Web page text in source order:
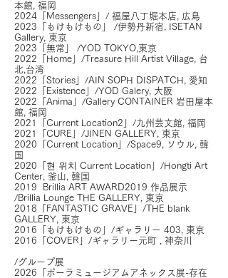
本館, 福岡
2024「Messengers」/ 福屋八丁堀本店, 広島
2023「もけもけもの」 /伊勢丹新宿, ISETAN
Gallery, 東京
2023「無常」 /YOD TOKYO,東京
2022「Home」/Treasure Hill Artist Village, 台
北,台湾
2022「Stories」/AIN SOPH DISPATCH, 愛知
2022「Existence」/YOD Galery, 大阪
2022「Anima」/Gallery CONTAINER 岩田屋本
館, 福岡
2021「Current Location2」/九州芸文館, 福岡
2021「CURE」/JINEN GALLERY, 東京
2020「Current Location」/Space9, ソウル, 韓
国
2020「현 위치 Current Location」/Hongti Art
Center, 釜山, 韓国
2019 Brillia ART AWARD2019 作品展示
/Brillia Lounge THE GALLERY, 東京
2018「FANTASTIC GRAVE」/THE blank
GALLERY, 東京
2016「もけもけもの」/ギャラリー 403, 東京
2016「COVER」/ギャラリー元町 , 神奈川
/グループ展
2026「ポーラミュージアムアネックス展-存在